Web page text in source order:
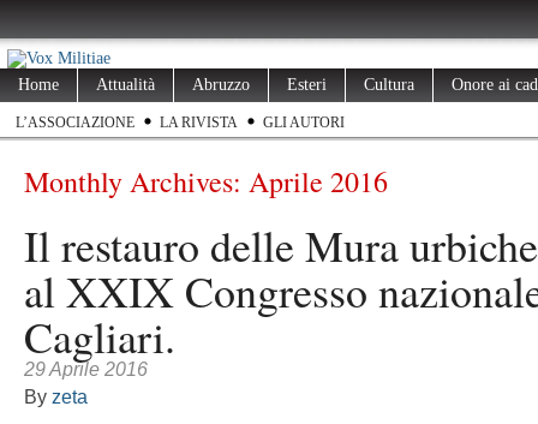
Home Attualità Abruzzo Esteri Cultura Onore ai
L’ASSOCIAZIONE LA RIVISTA GLI AUTORI
Monthly Archives: Aprile 2016
Il restauro delle Mura
al XXIX Congresso
Cagliari.
29 Aprile 2016
By zeta